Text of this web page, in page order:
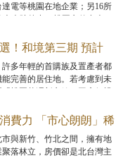
電等桃園在地企業；另16所
的移居首選地；伴隨著科技
！和境第三期 預計
開
多年輕的首購族及置產者都
完善的居住地。若考慮到未
北購屋族。
費力 「市心朗朗」稀
與新竹、竹北之間，擁有地
落林立，房價卻是北台灣主